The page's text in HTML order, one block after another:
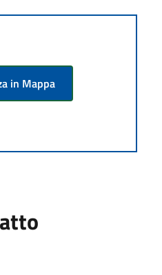
in Mappa